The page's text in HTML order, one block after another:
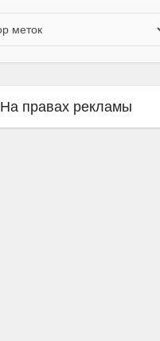
На правах рекламы